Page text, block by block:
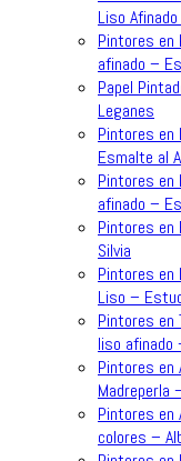
Liso
Pintores en
afinado –
Papel
Leganes
Pintores en
Esmalte al
Pintores en
afinado –
Pintores en
Silvia
Pintores en
Liso –
Pintores en
liso afinado
Pintores en
Madreperla
Pintores en
colores –